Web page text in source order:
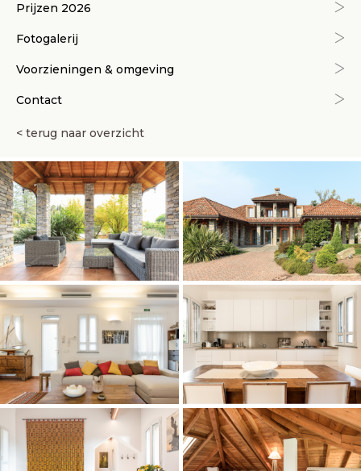
Prijzen 2026
Fotogalerij
Voorzieningen & omgeving
Contact
< terug naar overzicht